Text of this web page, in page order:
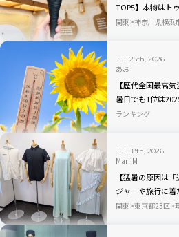
TOP5】本物はト
やビールも人気｜
関東 神奈川県横浜
Jul. 25th, 2026
あお
【歴代全国最高
暑日でも1位は
ンクインしたのは
ランキング
Jul. 18th, 2026
Mari.M
【猛暑の原因は
ジャーや旅行に
パレルが続々登場
関東 東京都23区